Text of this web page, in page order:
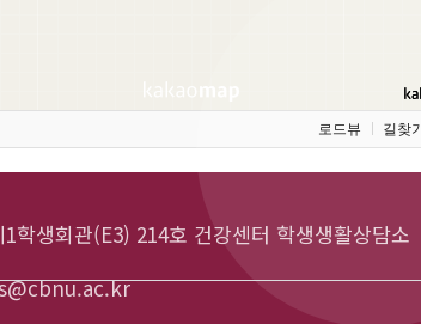
로드뷰 길찾기
학생회관(E3) 214호 건강센터 학생생활상담소